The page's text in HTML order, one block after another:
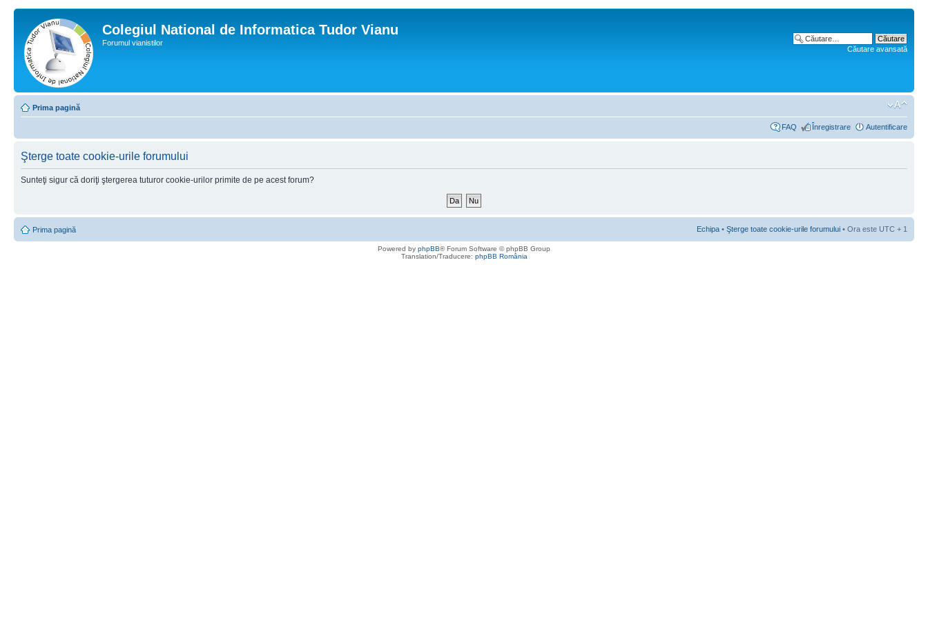
Colegiul National de Informatica Tudor Vianu
Forumul vianistilor
Căutare avansată
Prima pagină
FAQ Înregistrare Autentificare
Şterge toate cookie-urile forumului
Sunteţi sigur că doriţi ştergerea tuturor cookie-urilor primite de pe acest forum?
Prima pagină Echipa • Şterge toate cookie-urile forumului • Ora este UTC + 1
Powered by phpBB® Forum Software © phpBB Group
Translation/Traducere: phpBB România